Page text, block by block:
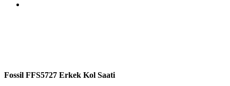
Fossil FFS5727 Erkek Kol Saati